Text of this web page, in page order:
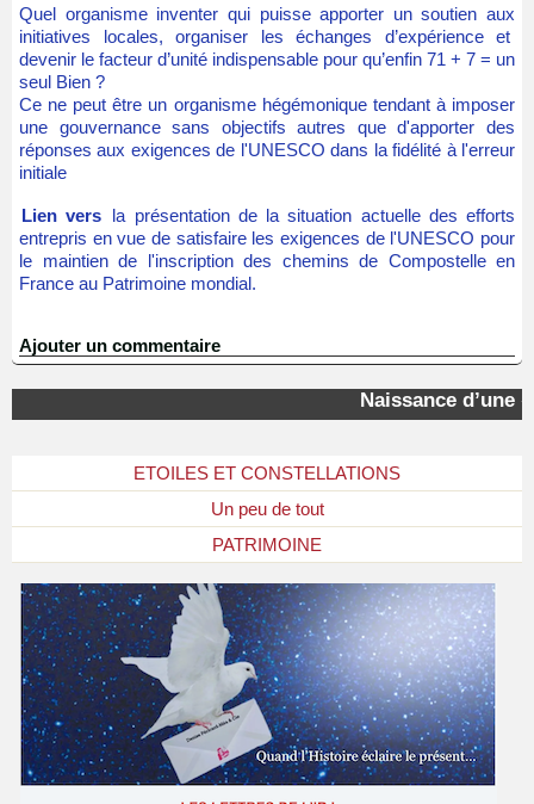
ETOILES ET CONSTELLATIONS
Un peu de tout
PATRIMOINE
Quel organisme inventer qui puisse apporter un soutien aux
initiatives locales, organiser les échanges d’expérience et
devenir le facteur d’unité indispensable pour qu’enfin 71 + 7 = un
seul Bien ?
Ce ne peut être un organisme hégémonique tendant à imposer
une gouvernance sans objectifs autres que d'apporter des
réponses aux exigences de l'UNESCO dans la fidélité à l'erreur
initiale
Lien vers la présentation de la situation actuelle des efforts
entrepris en vue de satisfaire les exigences de l'UNESCO pour
le maintien de l'inscription des chemins de Compostelle en
France au Patrimoine mondial.
Ajouter un commentaire
Naissance d’une